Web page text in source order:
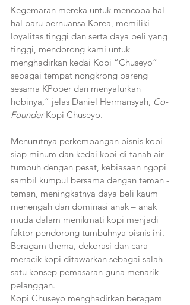
Kegemaran mereka untuk mencoba hal –
hal baru bernuansa Korea, memiliki
loyalitas tinggi dan serta daya beli yang
tinggi, mendorong kami untuk
menghadirkan kedai Kopi “Chuseyo”
sebagai tempat nongkrong bareng
sesama KPoper dan menyalurkan
hobinya,” jelas Daniel Hermansyah, Co-
Founder Kopi Chuseyo.
Menurutnya perkembangan bisnis kopi
siap minum dan kedai kopi di tanah air
tumbuh dengan pesat, kebiasaan ngopi
sambil kumpul bersama dengan teman -
teman, meningkatnya daya beli kaum
menengah dan dominasi anak – anak
muda dalam menikmati kopi menjadi
faktor pendorong tumbuhnya bisnis ini.
Beragam thema, dekorasi dan cara
meracik kopi ditawarkan sebagai salah
satu konsep pemasaran guna menarik
pelanggan.
Kopi Chuseyo menghadirkan beragam